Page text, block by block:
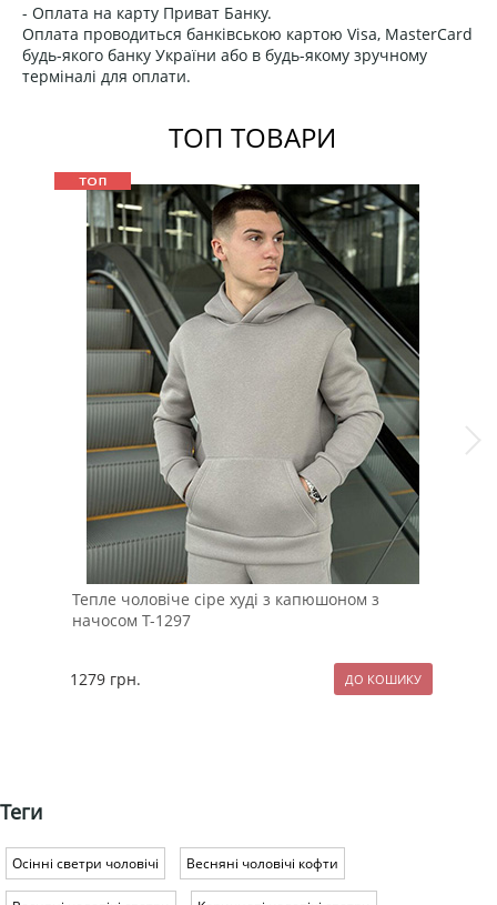
- Оплата на карту Приват Банку.
Оплата проводиться банківською картою Visa, MasterCard
будь-якого банку України або в будь-якому зручному
терміналі для оплати.
ТОП ТОВАРИ
Тепле чоловіче сіре худі з капюшоном з
начосом Т-1297
1279 грн.
Теги
Осінні светри чоловічі Весняні чоловічі кофти